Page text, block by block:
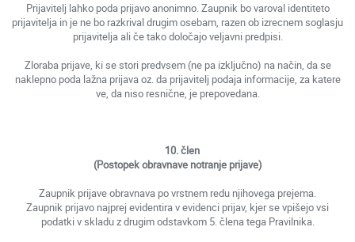
Prijavitelj lahko poda prijavo anonimno. Zaupnik bo varoval identiteto
prijavitelja in je ne bo razkrival drugim osebam, razen ob izrecnem soglasju
prijavitelja ali če tako določajo veljavni predpisi.
Zloraba prijave, ki se stori predvsem (ne pa izključno) na način, da se
naklepno poda lažna prijava oz. da prijavitelj podaja informacije, za katere
ve, da niso resnične, je prepovedana.
10. člen
(Postopek obravnave notranje prijave)
Zaupnik prijave obravnava po vrstnem redu njihovega prejema.
Zaupnik prijavo najprej evidentira v evidenci prijav, kjer se vpišejo vsi
podatki v skladu z drugim odstavkom 5. člena tega Pravilnika.